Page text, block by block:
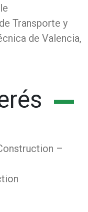
Transporte y
de Valencia,
–